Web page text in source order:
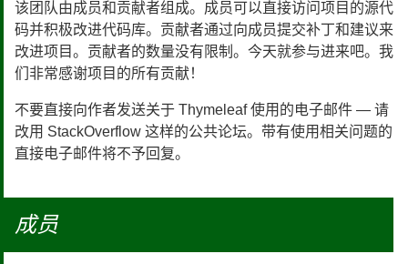
Bluesky
GitHub
该团队由成员和贡献者组成。成员可以直接访问项目的源代
码并积极改进代码库。贡献者通过向成员提交补丁和建议来
改进项目。贡献者的数量没有限制。今天就参与进来吧。我
们非常感谢项目的所有贡献！
不要直接向作者发送关于 Thymeleaf 使用的电子邮件 — 请
改用 StackOverflow 这样的公共论坛。带有使用相关问题的
直接电子邮件将不予回复。
成员